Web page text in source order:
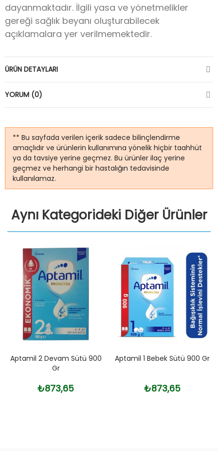
dayanmaktadır. İlgili yasa ve yönetmelikler
gereği sağlık beyanı oluşturabilecek
açıklamalara yer verilmemektedir.
ÜRÜN DETAYLARI
YORUM (0)
** Bu sayfada verilen içerik sadece bilinçlendirme
amaçlıdır ve ürünlerin kullanımına yönelik hiçbir taahhüt
ya da tavsiye yerine geçmez. Bu ürünler ilaç yerine
geçmez ve herhangi bir hastalığın tedavisinde
kullanılamaz.
Aynı Kategorideki Diğer Ürünler
Aptamil 2 Devam Sütü 900
Gr
₺873,65
Aptamil 1 Bebek Sütü 900 Gr
₺873,65